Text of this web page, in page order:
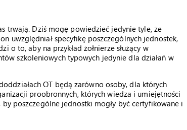
trwają. Dziś mogę powiedzieć jedynie tyle, że
uwzględniał specyfikę poszczególnych jednostek,
o to, aby na przykład żołnierze służący w
szkoleniowych typowych jedynie dla działań w
OT będą zarówno osoby, dla których
proobronnych, których wiedza i umiejętności
poszczególne jednostki mogły być certyfikowane i